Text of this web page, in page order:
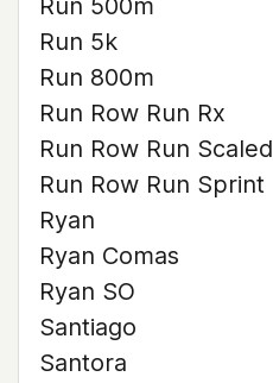
Run 500m
Run 5k
Run 800m
Run Row Run Rx
Run Row Run Scaled
Run Row Run Sprint
Ryan
Ryan Comas
Ryan SO
Santiago
Santora